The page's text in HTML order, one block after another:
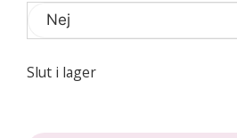
Slut i lager